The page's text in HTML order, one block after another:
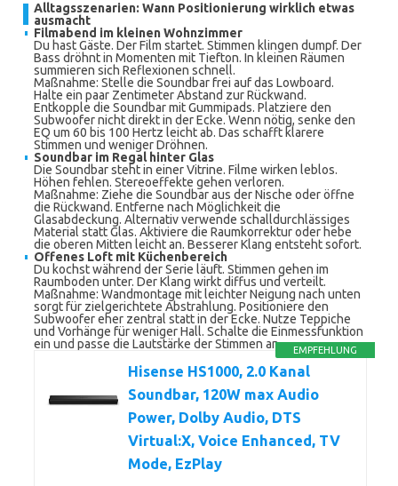
Alltagsszenarien: Wann Positionierung wirklich etwas
ausmacht
Filmabend im kleinen Wohnzimmer
Du hast Gäste. Der Film startet. Stimmen klingen dumpf. Der
Bass dröhnt in Momenten mit Tiefton. In kleinen Räumen
summieren sich Reflexionen schnell.
Maßnahme: Stelle die Soundbar frei auf das Lowboard.
Halte ein paar Zentimeter Abstand zur Rückwand.
Entkopple die Soundbar mit Gummipads. Platziere den
Subwoofer nicht direkt in der Ecke. Wenn nötig, senke den
EQ um 60 bis 100 Hertz leicht ab. Das schafft klarere
Stimmen und weniger Dröhnen.
Soundbar im Regal hinter Glas
Die Soundbar steht in einer Vitrine. Filme wirken leblos.
Höhen fehlen. Stereoeffekte gehen verloren.
Maßnahme: Ziehe die Soundbar aus der Nische oder öffne
die Rückwand. Entferne nach Möglichkeit die
Glasabdeckung. Alternativ verwende schalldurchlässiges
Material statt Glas. Aktiviere die Raumkorrektur oder hebe
die oberen Mitten leicht an. Besserer Klang entsteht sofort.
Offenes Loft mit Küchenbereich
Du kochst während der Serie läuft. Stimmen gehen im
Raumboden unter. Der Klang wirkt diffus und verteilt.
Maßnahme: Wandmontage mit leichter Neigung nach unten
sorgt für zielgerichtete Abstrahlung. Positioniere den
Subwoofer eher zentral statt in der Ecke. Nutze Teppiche
und Vorhänge für weniger Hall. Schalte die Einmessfunktion
ein und passe die Lautstärke der Stimmen an.
EMPFEHLUNG
Hisense HS1000, 2.0 Kanal
Soundbar, 120W max Audio
Power, Dolby Audio, DTS
Virtual:X, Voice Enhanced, TV
Mode, EzPlay